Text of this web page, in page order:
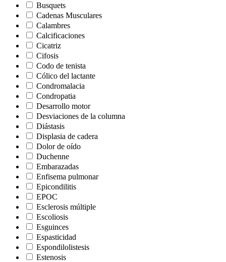
Busquets
Cadenas Musculares
Calambres
Calcificaciones
Cicatriz
Cifosis
Codo de tenista
Cólico del lactante
Condromalacia
Condropatia
Desarrollo motor
Desviaciones de la columna
Diástasis
Displasia de cadera
Dolor de oído
Duchenne
Embarazadas
Enfisema pulmonar
Epicondilitis
EPOC
Esclerosis múltiple
Escoliosis
Esguinces
Espasticidad
Espondilolistesis
Estenosis